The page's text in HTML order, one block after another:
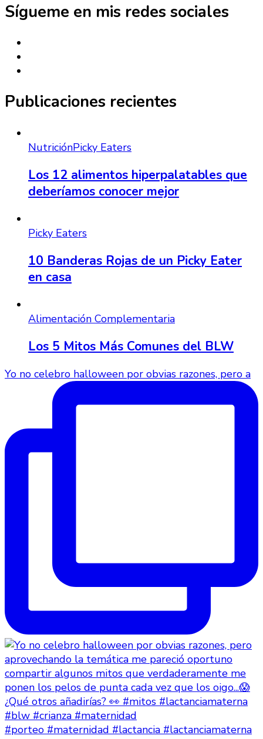
Sígueme en mis redes sociales
Publicaciones recientes
NutriciónPicky Eaters
Los 12 alimentos hiperpalatables que
deberíamos conocer mejor
Picky Eaters
10 Banderas Rojas de un Picky Eater
en casa
Alimentación Complementaria
Los 5 Mitos Más Comunes del BLW
Yo no celebro halloween por obvias razones, pero a
#porteo #maternidad #lactancia #lactanciamaterna